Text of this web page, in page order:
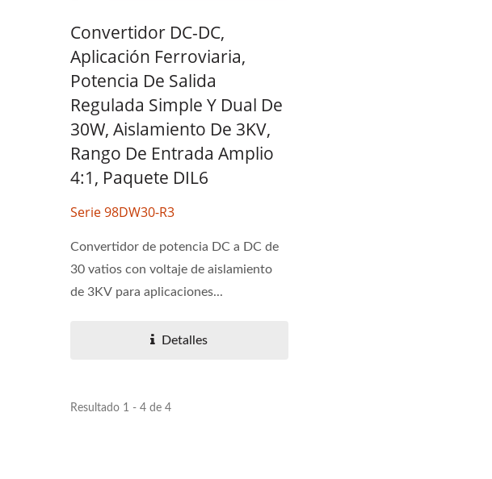
Convertidor DC-DC,
Aplicación Ferroviaria,
Potencia De Salida
Regulada Simple Y Dual De
30W, Aislamiento De 3KV,
Rango De Entrada Amplio
4:1, Paquete DIL6
Serie 98DW30-R3
Convertidor de potencia DC a DC de
30 vatios con voltaje de aislamiento
de 3KV para aplicaciones...
Detalles
Resultado 1 - 4 de 4